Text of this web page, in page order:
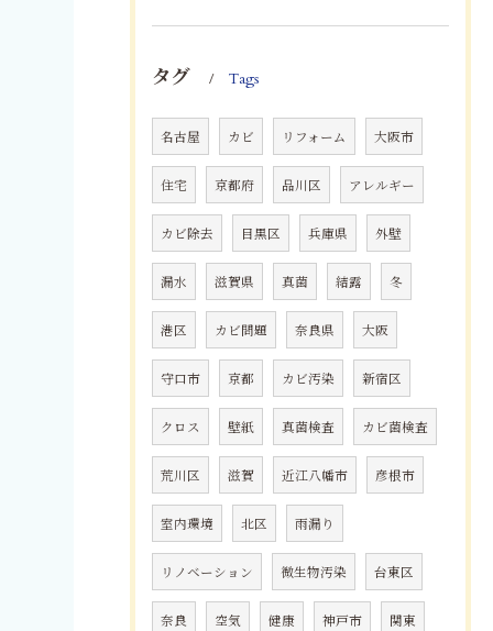
タグ Tags
名古屋 カビ リフォーム 大阪市
住宅 京都府 品川区 アレルギー
カビ除去 目黒区 兵庫県 外壁
漏水 滋賀県 真菌 結露 冬
港区 カビ問題 奈良県 大阪
守口市 京都 カビ汚染 新宿区
クロス 壁紙 真菌検査 カビ菌検査
荒川区 滋賀 近江八幡市 彦根市
室内環境 北区 雨漏り
リノベーション 微生物汚染 台東区
奈良 空気 健康 神戸市 関東